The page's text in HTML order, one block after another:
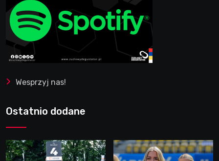
Wesprzyj nas!
Ostatnio dodane